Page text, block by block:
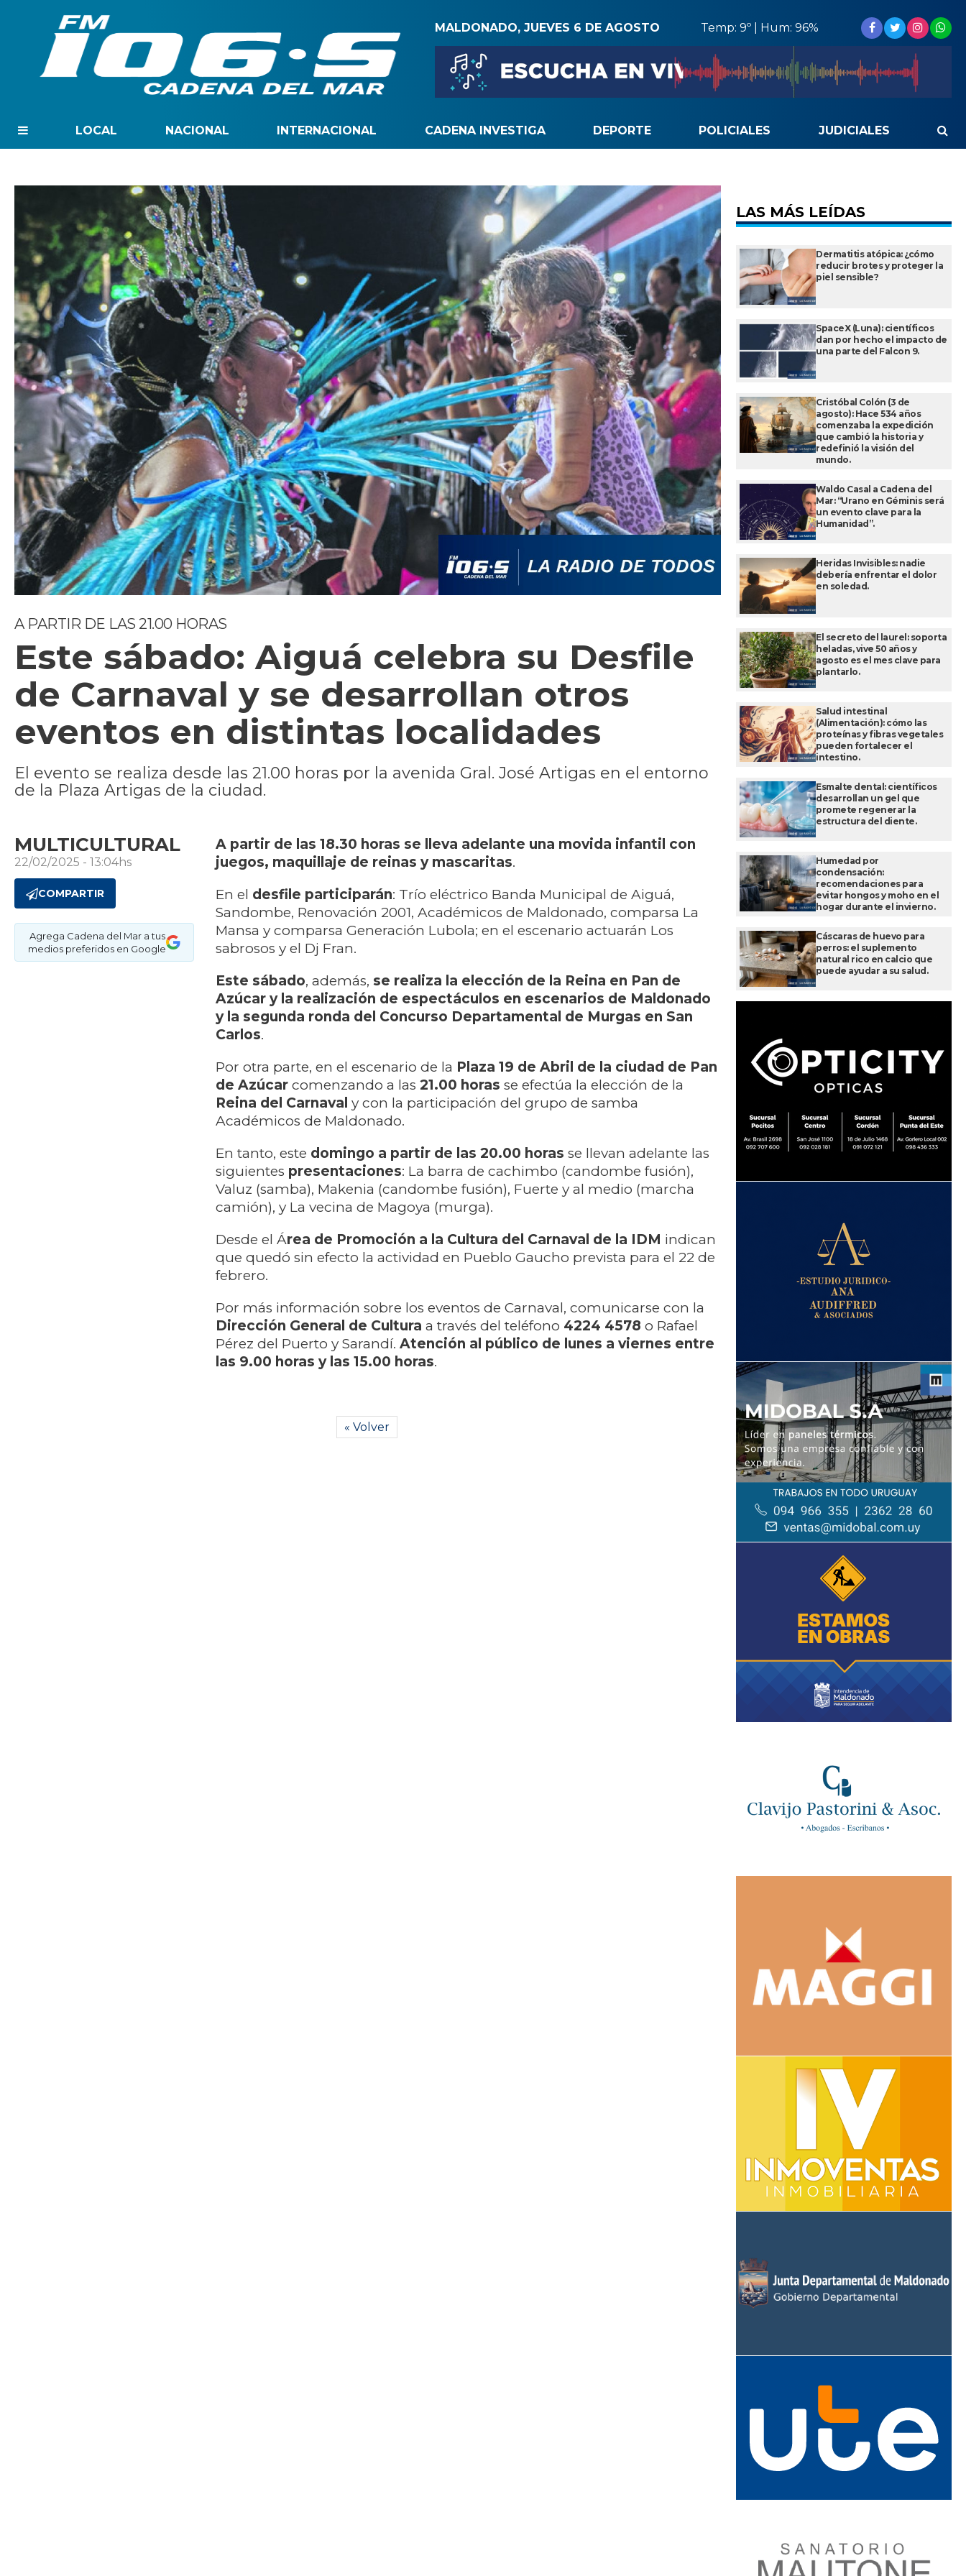
MALDONADO, JUEVES 6 DE AGOSTO Temp: 9º | Hum: 96%
LOCAL NACIONAL INTERNACIONAL CADENA INVESTIGA DEPORTE POLICIALES JUDICIALES
A PARTIR DE LAS 21.00 HORAS
Este sábado: Aiguá celebra su Desfile
de Carnaval y se desarrollan otros
eventos en distintas localidades
El evento se realiza desde las 21.00 horas por la avenida Gral. José Artigas en el entorno
de la Plaza Artigas de la ciudad.
MULTICULTURAL
22/02/2025 - 13:04hs
COMPARTIR
Agrega Cadena del Mar a tus
medios preferidos en Google
A partir de las 18.30 horas se lleva adelante una movida infantil con
juegos, maquillaje de reinas y mascaritas.
En el desfile participarán: Trío eléctrico Banda Municipal de Aiguá,
Sandombe, Renovación 2001, Académicos de Maldonado, comparsa La
Mansa y comparsa Generación Lubola; en el escenario actuarán Los
sabrosos y el Dj Fran.
Este sábado, además, se realiza la elección de la Reina en Pan de
Azúcar y la realización de espectáculos en escenarios de Maldonado
y la segunda ronda del Concurso Departamental de Murgas en San
Carlos.
Por otra parte, en el escenario de la Plaza 19 de Abril de la ciudad de Pan
de Azúcar comenzando a las 21.00 horas se efectúa la elección de la
Reina del Carnaval y con la participación del grupo de samba
Académicos de Maldonado.
En tanto, este domingo a partir de las 20.00 horas se llevan adelante las
siguientes presentaciones: La barra de cachimbo (candombe fusión),
Valuz (samba), Makenia (candombe fusión), Fuerte y al medio (marcha
camión), y La vecina de Magoya (murga).
Desde el Área de Promoción a la Cultura del Carnaval de la IDM indican
que quedó sin efecto la actividad en Pueblo Gaucho prevista para el 22 de
febrero.
Por más información sobre los eventos de Carnaval, comunicarse con la
Dirección General de Cultura a través del teléfono 4224 4578 o Rafael
Pérez del Puerto y Sarandí. Atención al público de lunes a viernes entre
las 9.00 horas y las 15.00 horas.
« Volver
LAS MÁS LEÍDAS
Dermatitis atópica: ¿cómo
reducir brotes y proteger la
piel sensible?
SpaceX (Luna): científicos
dan por hecho el impacto de
una parte del Falcon 9.
Cristóbal Colón (3 de
agosto): Hace 534 años
comenzaba la expedición
que cambió la historia y
redefinió la visión del
mundo.
Waldo Casal a Cadena del
Mar: “Urano en Géminis será
un evento clave para la
Humanidad”.
Heridas Invisibles: nadie
debería enfrentar el dolor
en soledad.
El secreto del laurel: soporta
heladas, vive 50 años y
agosto es el mes clave para
plantarlo.
Salud intestinal
(Alimentación): cómo las
proteínas y fibras vegetales
pueden fortalecer el
intestino.
Esmalte dental: científicos
desarrollan un gel que
promete regenerar la
estructura del diente.
Humedad por
condensación:
recomendaciones para
evitar hongos y moho en el
hogar durante el invierno.
Cáscaras de huevo para
perros: el suplemento
natural rico en calcio que
puede ayudar a su salud.